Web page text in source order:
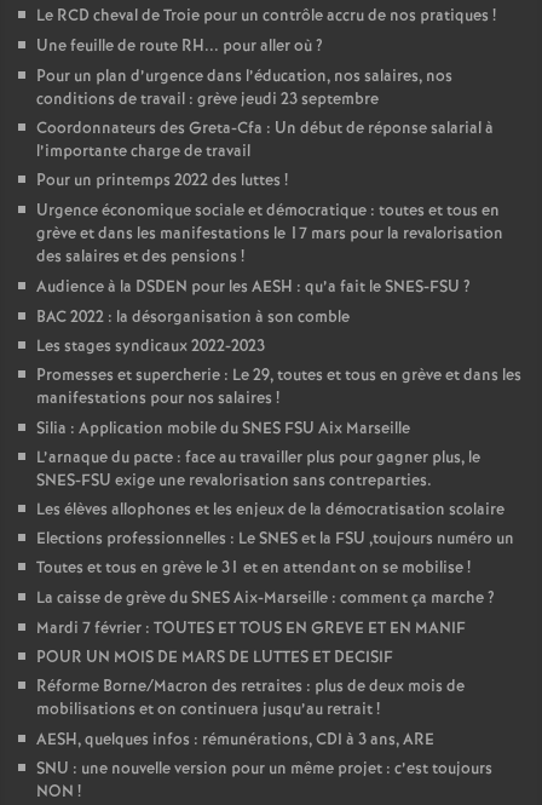
Le RCD cheval de Troie pour un contrôle accru de nos pratiques !
Une feuille de route RH... pour aller où?
Pour un plan d’urgence dans l’éducation, nos salaires, nos
conditions de travail : grève jeudi 23 septembre
Coordonnateurs des Greta-Cfa : Un début de réponse salarial à
l’importante charge de travail
Pour un printemps 2022 des luttes !
Urgence économique sociale et démocratique : toutes et tous en
grève et dans les manifestations le 17 mars pour la revalorisation
des salaires et des pensions !
Audience à la DSDEN pour les AESH : qu’a fait le SNES-FSU ?
BAC 2022 : la désorganisation à son comble
Les stages syndicaux 2022-2023
Promesses et supercherie : Le 29, toutes et tous en grève et dans les
manifestations pour nos salaires !
Silia : Application mobile du SNES FSU Aix Marseille
L’arnaque du pacte : face au travailler plus pour gagner plus, le
SNES-FSU exige une revalorisation sans contreparties.
Les élèves allophones et les enjeux de la démocratisation scolaire
Elections professionnelles : Le SNES et la FSU ,toujours numéro un
Toutes et tous en grève le 31 et en attendant on se mobilise!
La caisse de grève du SNES Aix-Marseille : comment ça marche?
Mardi 7 février : TOUTES ET TOUS EN GREVE ET EN MANIF
POUR UN MOIS DE MARS DE LUTTES ET DECISIF
Réforme Borne/Macron des retraites : plus de deux mois de
mobilisations et on continuera jusqu’au retrait!
AESH, quelques infos : rémunérations, CDI à 3 ans, ARE
SNU : une nouvelle version pour un même projet : c’est toujours
NON !